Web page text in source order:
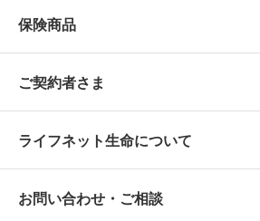
保険の選び方
保険選びで迷っている方はチェック！
保険の基礎知識や選び方を解説！
人生のステージに必要な保険がわかる！
保険商品
保険商品一覧
万が一に備える
病気や手術に備える
ご契約者さま
マイページログイン
ライフネット生命について
ライフネット生命についてトップ
お問い合わせ・ご相談